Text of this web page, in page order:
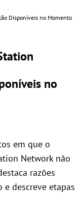
Disponíveis no Momento
no
em que o
Network não
razões
descreve etapas